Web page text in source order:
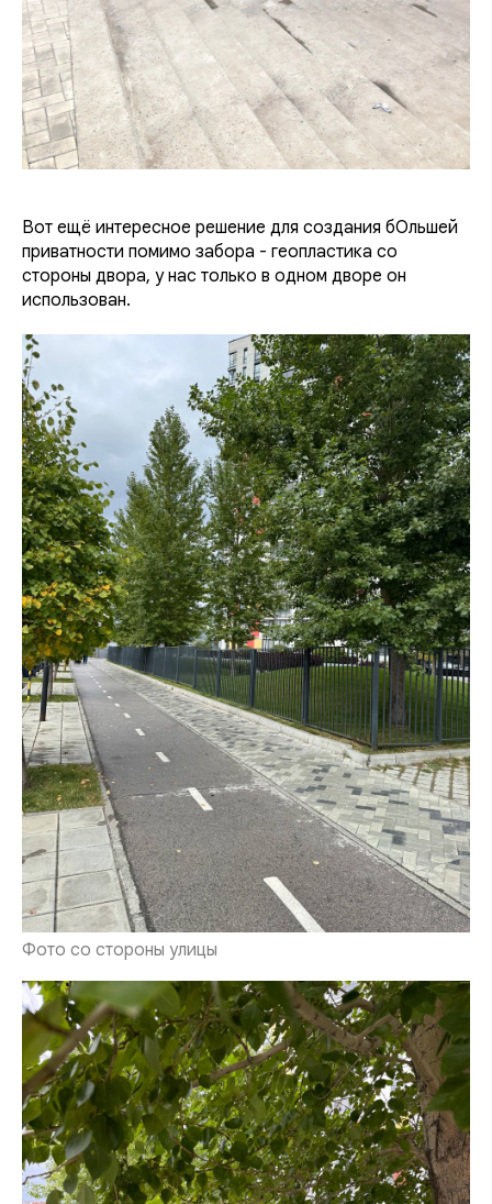
Вот ещё интересное решение для создания бОльшей
приватности помимо забора - геопластика со
стороны двора, у нас только в одном дворе он
использован.
Фото со стороны улицы